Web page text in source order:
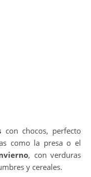
con chocos, perfecto
como la presa o el
, con verduras
y cereales.